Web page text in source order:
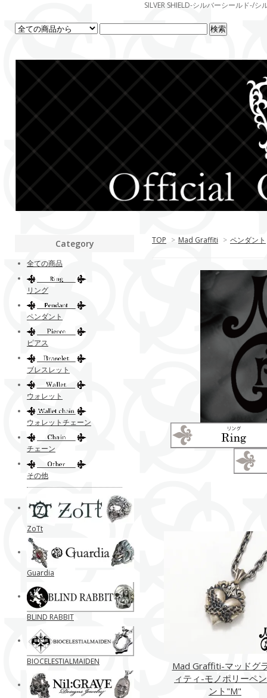
SILVER SHIELD-シルバーシールド-/
TOP > Mad Graffiti > ペンダント
Mad Graffiti-マッドグ
ィティ-モノポリーペ
ント"M"
Category
全ての商品
リング
ペンダント
ピアス
ブレスレット
ウォレット
ウォレットチェーン
チェーン
その他
ZoTt
Guardia
BLIND RABBIT
BIOCELESTIALMAIDEN